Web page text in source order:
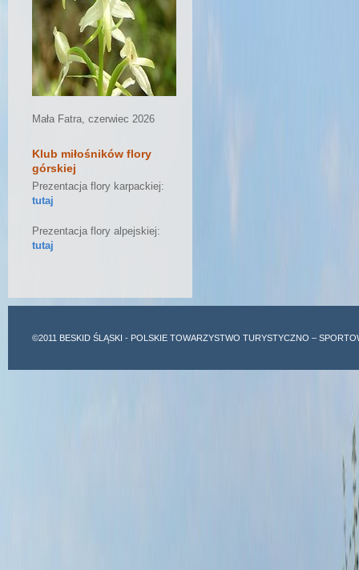
Mała Fatra, czerwiec 2026
Klub miłośników flory
górskiej
Prezentacja flory karpackiej:
tutaj
Prezentacja flory alpejskiej:
tutaj
©2011 BESKID ŚLĄSKI - POLSKIE TOWARZYSTWO TURYSTYCZNO –